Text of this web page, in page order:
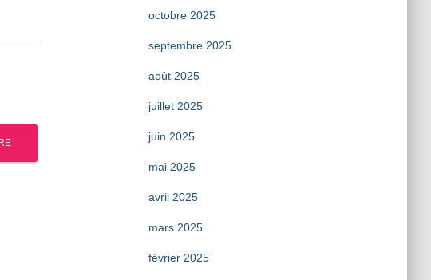
octobre 2025
septembre 2025
août 2025
juillet 2025
juin 2025
mai 2025
avril 2025
mars 2025
février 2025